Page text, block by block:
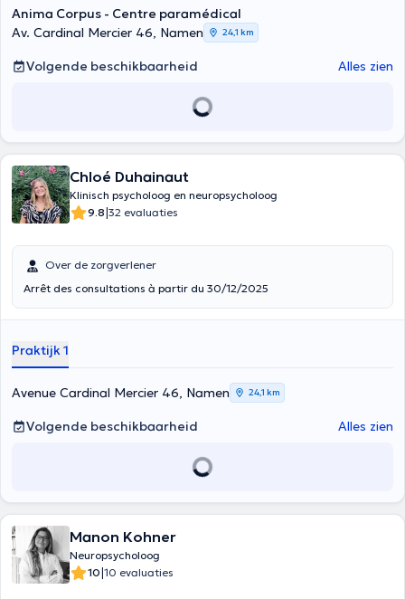
Anima Corpus - Centre paramédical
Av. Cardinal Mercier 46, Namen
24,1 km
Volgende beschikbaarheid Alles zien
Chloé Duhainaut
Klinisch psycholoog en neuropsycholoog
9.8|32 evaluaties
Over de zorgverlener
Arrêt des consultations à partir du 30/12/2025
Praktijk 1
Avenue Cardinal Mercier 46, Namen 24,1 km
Volgende beschikbaarheid Alles zien
Manon Kohner
Neuropsycholoog
10|10 evaluaties